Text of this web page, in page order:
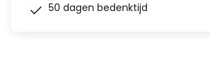
50 dagen bedenktijd